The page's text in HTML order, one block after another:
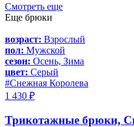
Смотреть еще
Еще брюки
возраст: Взрослый
пол: Мужской
сезон: Осень, Зима
цвет: Серый
#Снежная Королева
1 430 ₽
Трикотажные брюки,